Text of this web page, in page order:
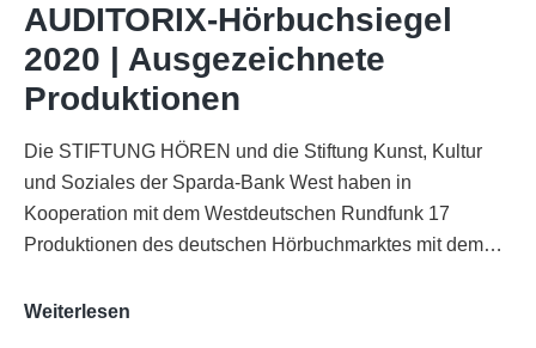
Funkhaus
Köln
AUDITORIX-Hörbuchsiegel
2020 | Ausgezeichnete
Produktionen
Die STIFTUNG HÖREN und die Stiftung Kunst, Kultur
und Soziales der Sparda-Bank West haben in
Kooperation mit dem Westdeutschen Rundfunk 17
Produktionen des deutschen Hörbuchmarktes mit dem…
Weiterlesen